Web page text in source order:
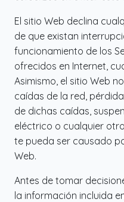
El sitio Web declina
de que existan
funcionamiento de los
ofrecidos en Internet,
Asimismo, el sitio Web
caídas de la red,
de dichas caídas,
eléctrico o cualquier
te pueda ser causado
Web.
Antes de tomar
la información incluida